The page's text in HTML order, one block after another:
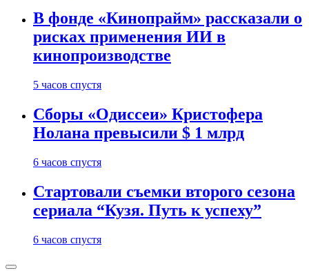
В фонде «Кинопрайм» рассказали о
рисках применения ИИ в
кинопроизводстве
5 часов спустя
Сборы «Одиссеи» Кристофера
Нолана превысили $ 1 млрд
6 часов спустя
Стартовали съемки второго сезона
сериала “Кузя. Путь к успеху”
6 часов спустя